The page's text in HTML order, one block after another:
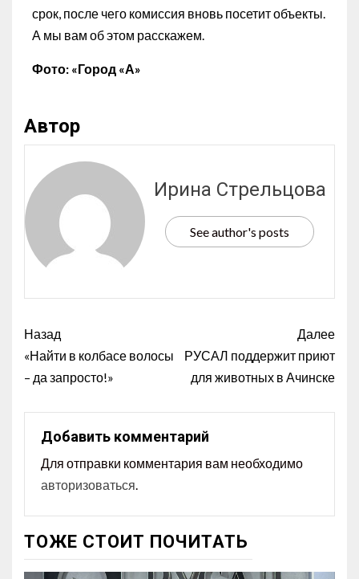
срок, после чего комиссия вновь посетит объекты.
А мы вам об этом расскажем.
Фото: «Город «А»
Автор
Ирина Стрельцова
See author's posts
Назад
«Найти в колбасе волосы
– да запросто!»
Далее
РУСАЛ поддержит приют
для животных в Ачинске
Добавить комментарий
Для отправки комментария вам необходимо
авторизоваться
ТОЖЕ СТОИТ ПОЧИТАТЬ